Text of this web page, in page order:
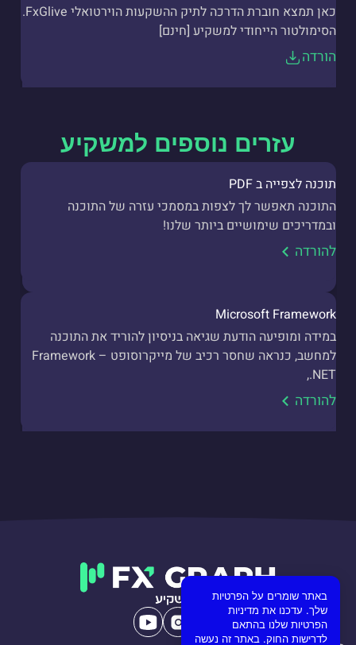
כאן תמצא חוברת הדרכה לתיק ההשקעות הוירטואלי FxGlive.
הסימולטור הייחודי למשקיע [חינם]
הורדה
עזרים נוספים למשקיע
תוכנה לצפייה ב PDF
התוכנה תאפשר לך לצפות במסמכי עזרה של התוכנה
ובמדריכים שימושיים ביותר שלנו!
להורדה
Microsoft Framework
במידה ומופיעה הודעת שגיאה בניסיון להוריד את התוכנה
למחשב, כנראה שחסר רכיב של מייקרוסופט – Framework
.NET,
להורדה
באתר שומרים על הפרטיות
שלך. עדכנו את מדיניות
הפרטיות שלנו בהתאם
לדרישות החוק. באתר זה נעשה